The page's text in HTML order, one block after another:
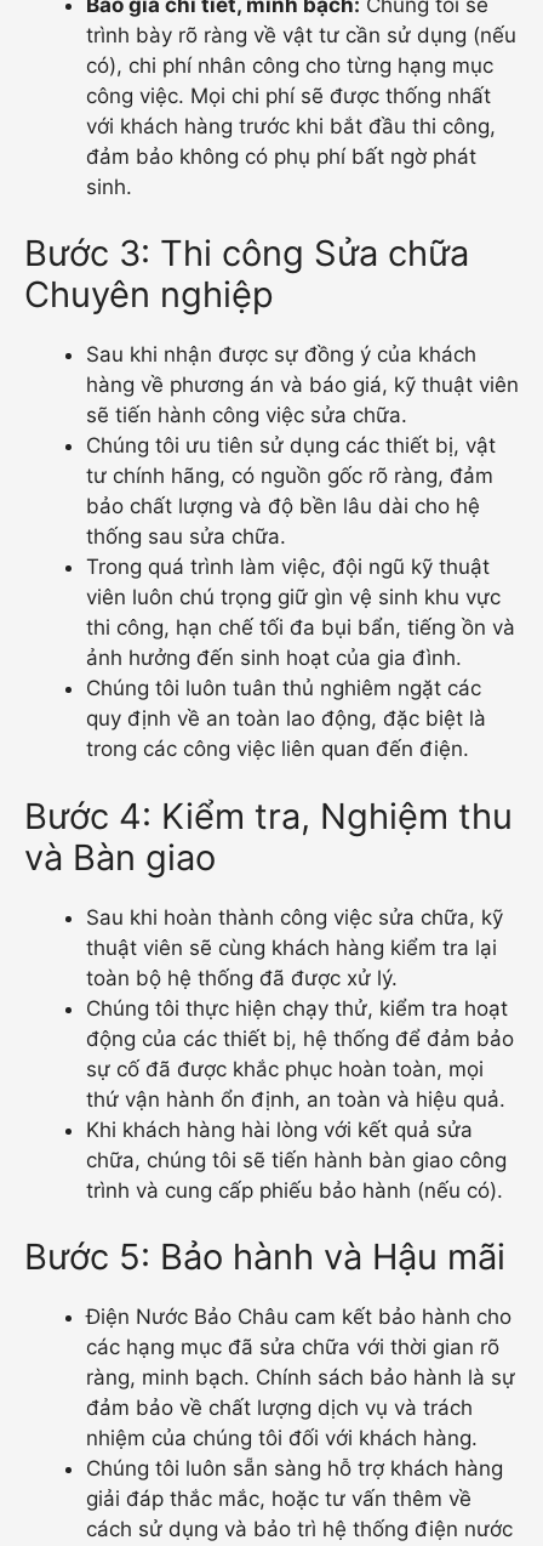
trình bày rõ ràng về vật tư cần sử dụng (nếu
có), chi phí nhân công cho từng hạng mục
công việc. Mọi chi phí sẽ được thống nhất
với khách hàng trước khi bắt đầu thi công,
đảm bảo không có phụ phí bất ngờ phát
sinh.
Bước 3: Thi công Sửa chữa
Chuyên nghiệp
Sau khi nhận được sự đồng ý của khách
hàng về phương án và báo giá, kỹ thuật viên
sẽ tiến hành công việc sửa chữa.
Chúng tôi ưu tiên sử dụng các thiết bị, vật
tư chính hãng, có nguồn gốc rõ ràng, đảm
bảo chất lượng và độ bền lâu dài cho hệ
thống sau sửa chữa.
Trong quá trình làm việc, đội ngũ kỹ thuật
viên luôn chú trọng giữ gìn vệ sinh khu vực
thi công, hạn chế tối đa bụi bẩn, tiếng ồn và
ảnh hưởng đến sinh hoạt của gia đình.
Chúng tôi luôn tuân thủ nghiêm ngặt các
quy định về an toàn lao động, đặc biệt là
trong các công việc liên quan đến điện.
Bước 4: Kiểm tra, Nghiệm thu
và Bàn giao
Sau khi hoàn thành công việc sửa chữa, kỹ
thuật viên sẽ cùng khách hàng kiểm tra lại
toàn bộ hệ thống đã được xử lý.
Chúng tôi thực hiện chạy thử, kiểm tra hoạt
động của các thiết bị, hệ thống để đảm bảo
sự cố đã được khắc phục hoàn toàn, mọi
thứ vận hành ổn định, an toàn và hiệu quả.
Khi khách hàng hài lòng với kết quả sửa
chữa, chúng tôi sẽ tiến hành bàn giao công
trình và cung cấp phiếu bảo hành (nếu có).
Bước 5: Bảo hành và Hậu mãi
Điện Nước Bảo Châu cam kết bảo hành cho
các hạng mục đã sửa chữa với thời gian rõ
ràng, minh bạch. Chính sách bảo hành là sự
đảm bảo về chất lượng dịch vụ và trách
nhiệm của chúng tôi đối với khách hàng.
Chúng tôi luôn sẵn sàng hỗ trợ khách hàng
giải đáp thắc mắc, hoặc tư vấn thêm về
cách sử dụng và bảo trì hệ thống điện nước